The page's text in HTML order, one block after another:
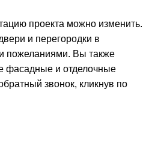
проекта можно изменить.
и перегородки в
пожеланиями. Вы также
фасадные и отделочные
звонок, кликнув по